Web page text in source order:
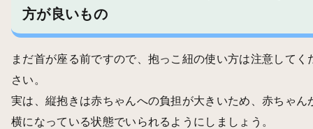
方が良いもの
まだ首が座る前ですので、抱っこ紐の使い方は注意してく
さい。
実は、縦抱きは赤ちゃんへの負担が大きいため、赤ちゃん
横になっている状態でいられるようにしましょう。